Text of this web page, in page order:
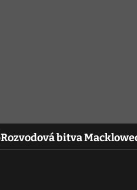
Rozvodová bitva